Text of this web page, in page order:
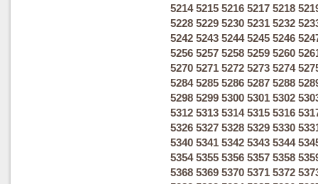
5214 5215 5216 5217 5218
5228 5229 5230 5231 5232
5242 5243 5244 5245 5246
5256 5257 5258 5259 5260
5270 5271 5272 5273 5274
5284 5285 5286 5287 5288
5298 5299 5300 5301 5302
5312 5313 5314 5315 5316
5326 5327 5328 5329 5330
5340 5341 5342 5343 5344
5354 5355 5356 5357 5358
5368 5369 5370 5371 5372